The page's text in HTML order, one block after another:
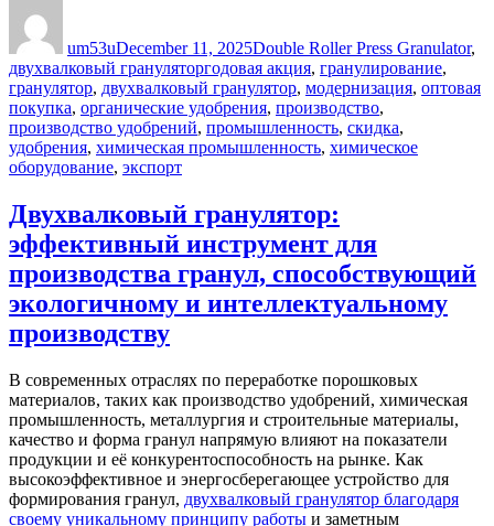
um53uDecember 11, 2025Double Roller Press Granulator,
двухвалковый грануляторTags
годовая акция, гранулирование,
гранулятор, двухвалковый гранулятор, модернизация, оптовая
покупка, органические удобрения, производство,
производство удобрений, промышленность, скидка,
удобрения, химическая промышленность, химическое
оборудование, экспорт
Двухвалковый гранулятор:
эффективный инструмент для
производства гранул, способствующий
экологичному и интеллектуальному
производству
В современных отраслях по переработке порошковых
материалов, таких как производство удобрений, химическая
промышленность, металлургия и строительные материалы,
качество и форма гранул напрямую влияют на показатели
продукции и её конкурентоспособность на рынке. Как
высокоэффективное и энергосберегающее устройство для
формирования гранул, двухвалковый гранулятор благодаря
своему уникальному принципу работы и заметным